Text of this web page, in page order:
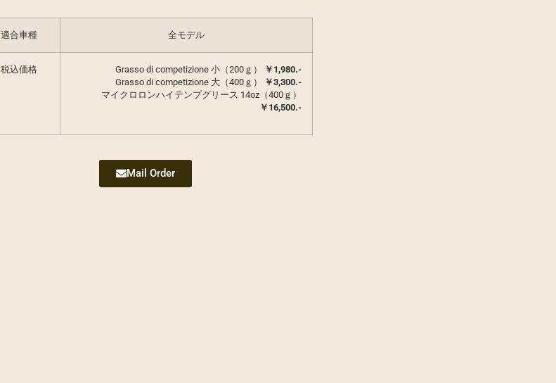
適合車種 全モデル
税込価格 Grasso di competizione 小（200ｇ）
￥1,980.-
Grasso di competizione 大（400ｇ）
￥3,300.-
マイクロロンハイテンプグリース 14oz（400ｇ）
￥16,500.-
Mail Order